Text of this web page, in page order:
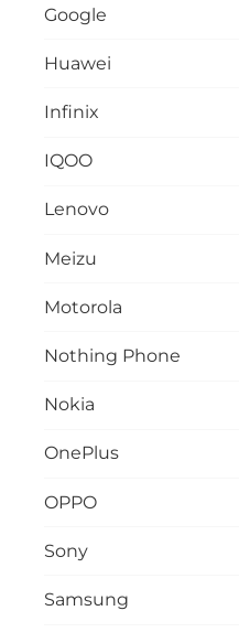
Google
Huawei
Infinix
IQOO
Lenovo
Meizu
Motorola
Nothing Phone
Nokia
OnePlus
OPPO
Sony
Samsung